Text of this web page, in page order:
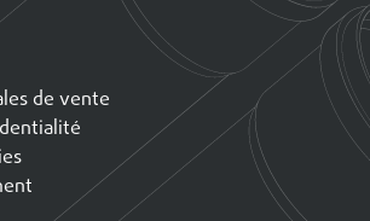
de vente